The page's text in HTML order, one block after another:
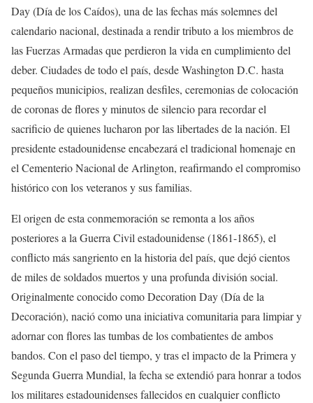
Day (Día de los Caídos), una de las fechas más solemnes del
calendario nacional, destinada a rendir tributo a los miembros de
las Fuerzas Armadas que perdieron la vida en cumplimiento del
deber. Ciudades de todo el país, desde Washington D.C. hasta
pequeños municipios, realizan desfiles, ceremonias de colocación
de coronas de flores y minutos de silencio para recordar el
sacrificio de quienes lucharon por las libertades de la nación. El
presidente estadounidense encabezará el tradicional homenaje en
el Cementerio Nacional de Arlington, reafirmando el compromiso
histórico con los veteranos y sus familias.
El origen de esta conmemoración se remonta a los años
posteriores a la Guerra Civil estadounidense (1861-1865), el
conflicto más sangriento en la historia del país, que dejó cientos
de miles de soldados muertos y una profunda división social.
Originalmente conocido como Decoration Day (Día de la
Decoración), nació como una iniciativa comunitaria para limpiar y
adornar con flores las tumbas de los combatientes de ambos
bandos. Con el paso del tiempo, y tras el impacto de la Primera y
Segunda Guerra Mundial, la fecha se extendió para honrar a todos
los militares estadounidenses fallecidos en cualquier conflicto